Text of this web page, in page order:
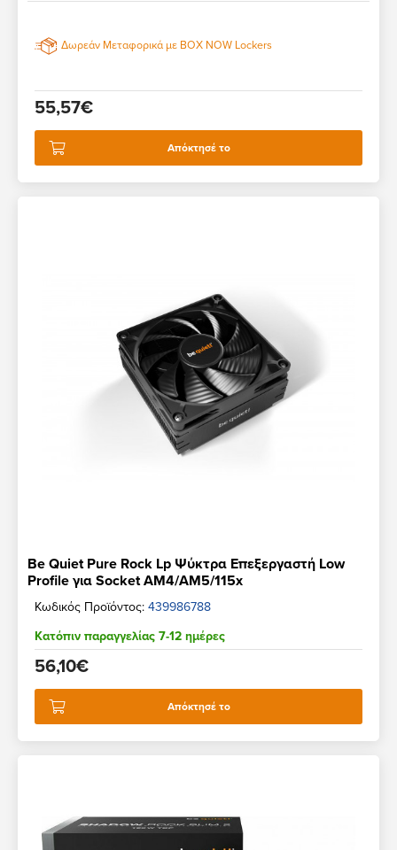
Δωρεάν Μεταφορικά με BOX NOW Lockers
55,57€
Απόκτησέ το
Be Quiet Pure Rock Lp Ψύκτρα Επεξεργαστή Low
Profile για Socket AM4/AM5/115x
Κωδικός Προϊόντος: 439986788
Κατόπιν παραγγελίας 7-12 ημέρες
56,10€
Απόκτησέ το